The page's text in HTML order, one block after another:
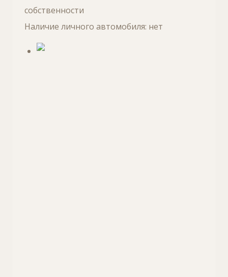
собственности
Наличие личного автомобиля: нет